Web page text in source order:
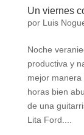
Un viernes
por Luis
Noche
productiva y
mejor
horas bien
de una
Lita Ford....